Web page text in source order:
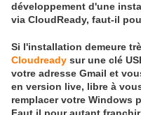
développement d'une
via CloudReady, faut-il
Si l'installation demeure
Cloudready sur une clé
votre adresse Gmail et
en version live, libre à
remplacer votre Windows